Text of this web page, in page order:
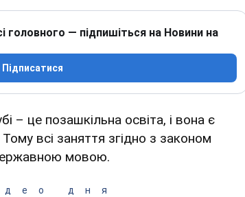
головного — підпишіться на Новини на
Підписатися
– це позашкільна освіта, і вона є
всі заняття згідно з законом
мовою.
дня